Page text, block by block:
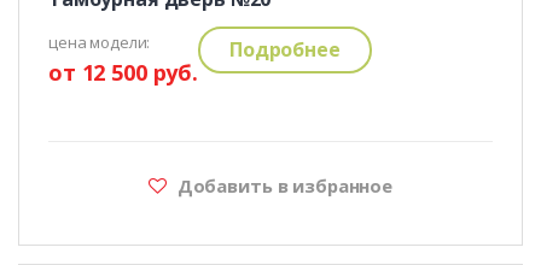
цена модели:
от 12 500 руб.
Подробнее
Добавить в избранное